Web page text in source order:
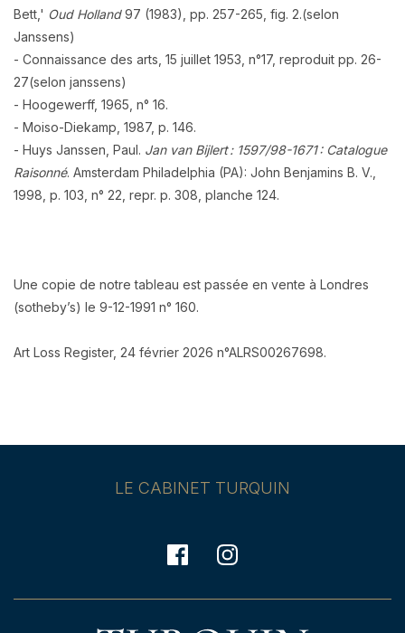
Bett,' Oud Holland97 (1983), pp. 257-265, fig. 2.(selon
Janssens)
- Connaissance des arts, 15 juillet 1953, n°17, reproduit pp. 26-
27(selon janssens)
- Hoogewerff, 1965, n° 16.
- Moiso-Diekamp, 1987, p. 146.
- Huys Janssen, Paul. Jan van Bijlert : 1597/98-1671 : Catalogue
Raisonné. Amsterdam Philadelphia (PA): John Benjamins B. V.,
1998, p. 103, n° 22, repr. p. 308, planche 124.
Une copie de notre tableau est passée en vente à Londres
(sotheby’s) le 9-12-1991 n° 160.
Art Loss Register, 24 février 2026 n°ALRS00267698.
LE CABINET TURQUIN